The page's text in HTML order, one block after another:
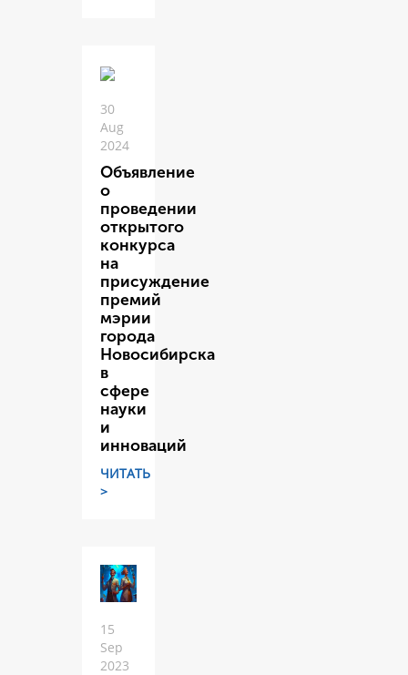
30
Aug
2024
Объявление
о
проведении
открытого
конкурса
на
присуждение
премий
мэрии
города
Новосибирска
в
сфере
науки
и
инноваций
ЧИТАТЬ
>
15
Sep
2023